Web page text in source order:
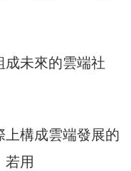
成未來的雲端社
構成雲端發展的
若用